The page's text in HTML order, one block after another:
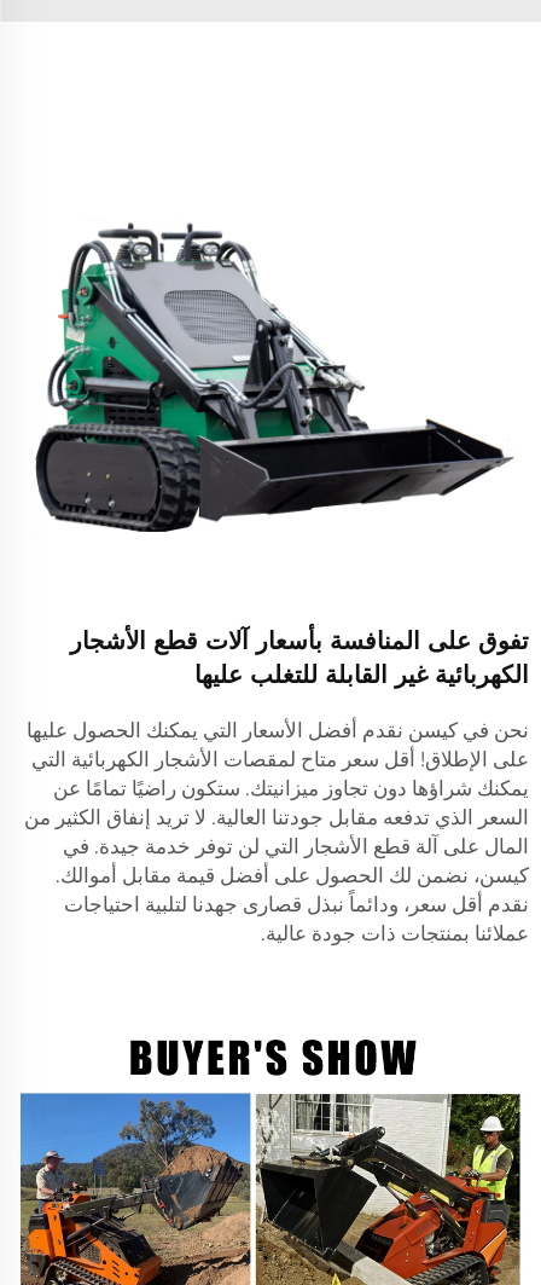
تفوق على المنافسة بأسعار آلات قطع الأشجار
الكهربائية غير القابلة للتغلب عليها
نحن في كيسن نقدم أفضل الأسعار التي يمكنك الحصول عليها
على الإطلاق! أقل سعر متاح لمقصات الأشجار الكهربائية التي
يمكنك شراؤها دون تجاوز ميزانيتك. ستكون راضيًا تمامًا عن
السعر الذي تدفعه مقابل جودتنا العالية. لا تريد إنفاق الكثير من
المال على آلة قطع الأشجار التي لن توفر خدمة جيدة. في
كيسن، نضمن لك الحصول على أفضل قيمة مقابل أموالك.
نقدم أقل سعر، ودائماً نبذل قصارى جهدنا لتلبية احتياجات
عملائنا بمنتجات ذات جودة عالية.